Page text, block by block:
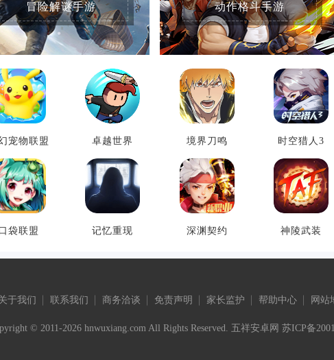
冒险解谜手游
宠物联盟 卓越世界
口袋联盟 记忆重现
动作格斗手游
境界刀鸣 时空猎人3
深渊契约 神陵武装
于我们 联系我们 商务洽谈 免责声明 家长监护 帮助中心 网站
© 2011-2026 hnwuxiang.com All Rights Reserved. 五祥安卓网 苏ICP备